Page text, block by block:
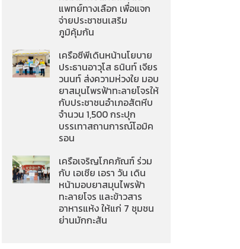
แพทย์ทางเลือก เพื่อแจก
จ่ายประชาชนเสริม
ภูมิคุ้มกัน
เครือซีพีเดินหน้านโยบาย
ประธานอาวุโส ธนินท์ เจียร
วนนท์ ส่งความห่วงใย มอบ
ยาสมุนไพรฟ้าทะลายโจรให้
กับประชาชนอำเภอสัตหีบ
จำนวน 1,500 กระปุก
บรรเทาสถานการณ์โอมิค
รอน
เครือเจริญโภคภัณฑ์ ร่วม
กับ เอเชีย เอรา วัน เดิน
หน้ามอบยาสมุนไพรฟ้า
ทะลายโจร และข้าวสาร
อาหารแห้ง ให้แก่ 7 ชุมชน
ย่านมักกะสัน